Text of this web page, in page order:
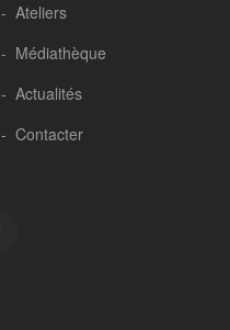
- Ateliers
- Médiathèque
- Actualités
- Contacter